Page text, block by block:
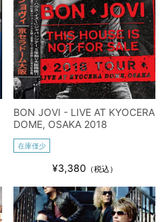
BON JOVI - LIVE AT KYOCERA
DOME, OSAKA 2018
在庫僅少
¥3,380 （税込）